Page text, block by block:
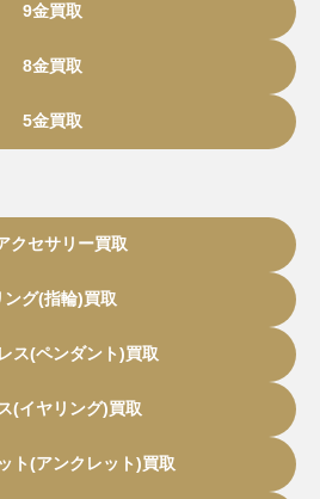
9金買取
8金買取
5金買取
クセサリー買取
ング(指輪)買取
ス(ペンダント)買取
(イヤリング)買取
ト(アンクレット)買取